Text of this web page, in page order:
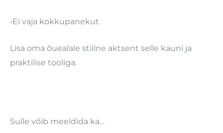
•Ei vaja kokkupanekut
Lisa oma õuealale stiilne aktsent selle kauni ja
praktilise tooliga.
Sulle võib meeldida ka…